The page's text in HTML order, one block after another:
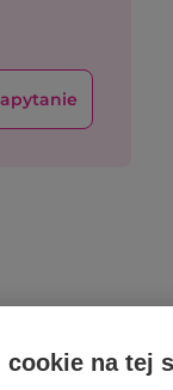
cookie na tej